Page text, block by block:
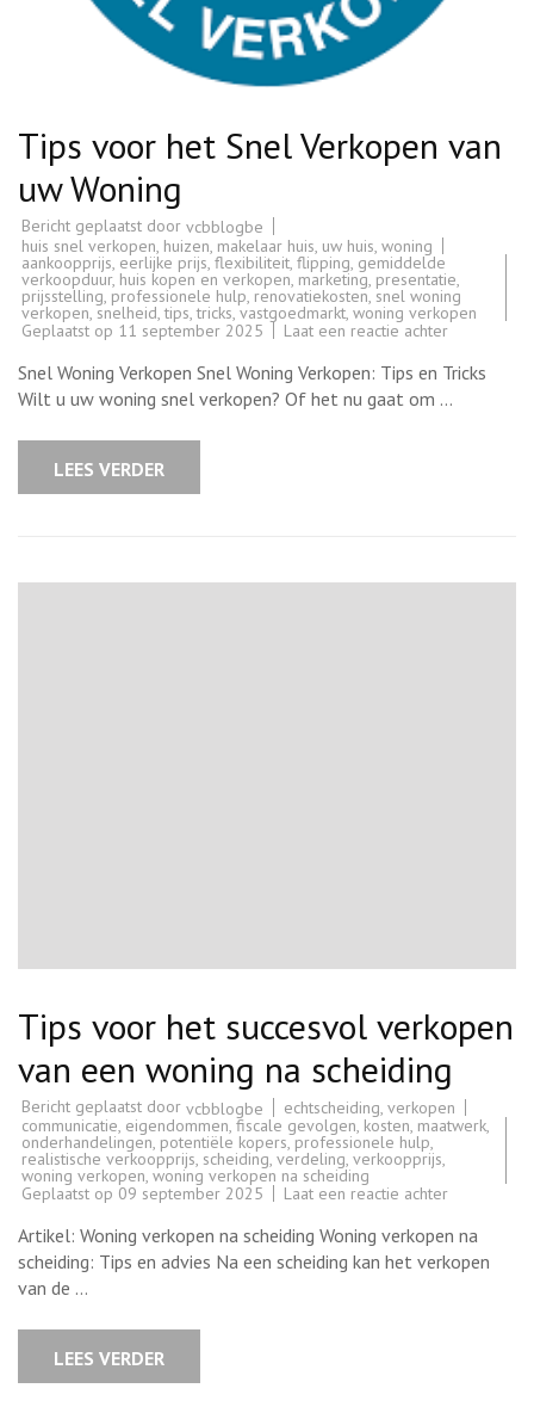
Tips voor het Snel Verkopen van
uw Woning
Bericht geplaatst door vcbblogbe
huis snel verkopen, huizen, makelaar huis, uw huis, woning
aankoopprijs, eerlijke prijs, flexibiliteit, flipping, gemiddelde
verkoopduur, huis kopen en verkopen, marketing, presentatie,
prijsstelling, professionele hulp, renovatiekosten, snel woning
verkopen,snelheid,tips,tricks,vastgoedmarkt, woning verkopen
Geplaatst op 11 september 2025 Laat een reactie achterop
voor
het
Snel Woning Verkopen Snel Woning Verkopen: Tips en Tricks
Wilt u uw woning snel verkopen? Of het nu gaat om …
LEES VERDER
Tips voor het succesvol verkopen
van een woning na scheiding
Bericht geplaatst door vcbblogbe echtscheiding, verkopen
communicatie eigendommen fiscale gevolgen kosten maatwerk
onderhandelingen potentiële kopers,professionele hulp
realistische verkoopprijs scheiding verdeling verkoopprijs
woning verkopen woning verkopen na scheiding
Geplaatst op 09 september 2025 Laat een reactie achterop
het
succesvol
verkopen
Artikel: Woning verkopen na scheiding Woning verkopen na
scheiding: Tips en advies Na een scheiding kan het verkopen
van de …
LEES VERDER